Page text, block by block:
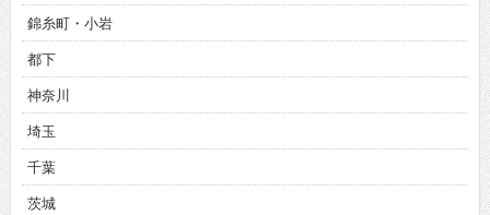
錦糸町・小岩
都下
神奈川
埼玉
千葉
茨城